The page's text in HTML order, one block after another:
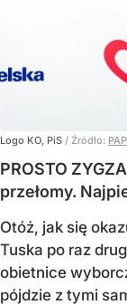
Logo KO, PiS / Źródło: PAP
PROSTO
przełomy.
Otóż, jak się
Tuska po raz
obietnice
pójdzie z tymi